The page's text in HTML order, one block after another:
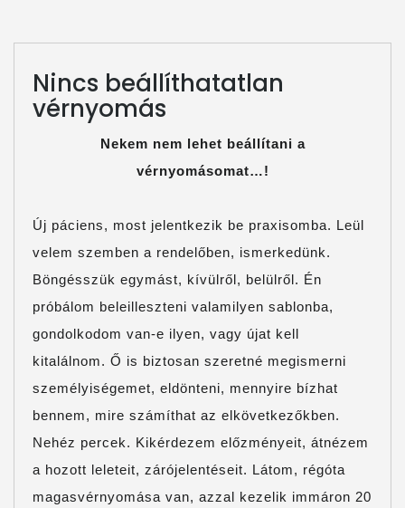
PARTNEREINK
ASTELLAS-
DÍJ
Nincs beállíthatatlan
vérnyomás
Nekem nem lehet beállítani a
vérnyomásomat…!
Új páciens, most jelentkezik be praxisomba. Leül
velem szemben a rendelőben, ismerkedünk.
Böngésszük egymást, kívülről, belülről. Én
próbálom beleilleszteni valamilyen sablonba,
gondolkodom van-e ilyen, vagy újat kell
kitalálnom. Ő is biztosan szeretné megismerni
személyiségemet, eldönteni, mennyire bízhat
bennem, mire számíthat az elkövetkezőkben.
Nehéz percek. Kikérdezem előzményeit, átnézem
a hozott leleteit, zárójelentéseit. Látom, régóta
magasvérnyomása van, azzal kezelik immáron 20